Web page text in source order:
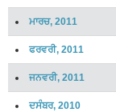
ਮਾਰਚ, 2011
ਫਰਵਰੀ, 2011
ਜਨਵਰੀ, 2011
ਦਸੰਬਰ, 2010